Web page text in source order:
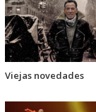
Viejas novedades